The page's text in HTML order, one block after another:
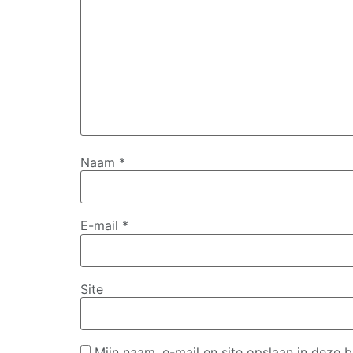
Naam *
E-mail *
Site